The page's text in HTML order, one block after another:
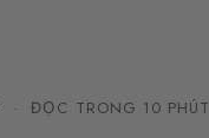
· ĐỌC TRONG 10 PHÚT